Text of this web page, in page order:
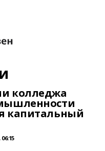
колледжа
капитальный